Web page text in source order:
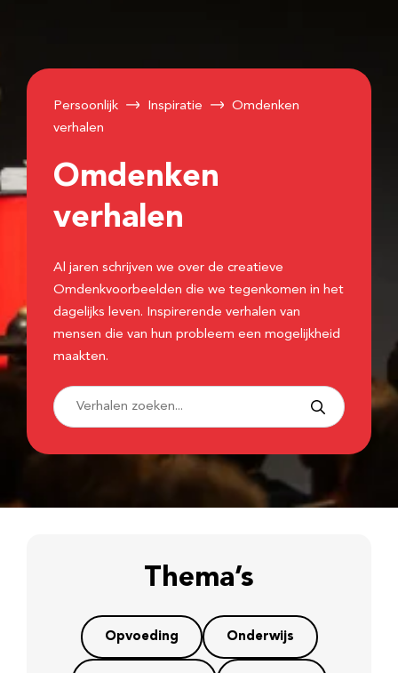
Persoonlijk Inspiratie
Omdenken
verhalen
Omdenken
verhalen
Al jaren schrijven we over de creatieve
Omdenkvoorbeelden die we tegenkomen in het
dagelijks leven. Inspirerende verhalen van
mensen die van hun probleem een mogelijkheid
maakten.
Thema’s
Opvoeding Onderwijs